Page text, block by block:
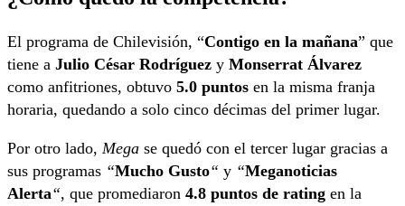
El programa de Chilevisión, “Contigo en la mañana” que
tiene a Julio César Rodríguez y Monserrat Álvarez
como anfitriones, obtuvo 5.0 puntos en la misma franja
horaria, quedando a solo cinco décimas del primer lugar.
Por otro lado, Mega se quedó con el tercer lugar gracias a
sus programas “Mucho Gusto“ y “Meganoticias
Alerta“, que promediaron 4.8 puntos de rating en la